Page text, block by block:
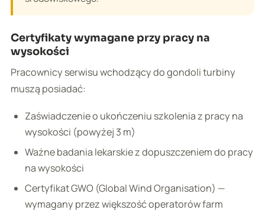
Certyfikaty wymagane przy pracy na
wysokości
Pracownicy serwisu wchodzący do gondoli turbiny
muszą posiadać:
Zaświadczenie o ukończeniu szkolenia z pracy na
wysokości (powyżej 3 m)
Ważne badania lekarskie z dopuszczeniem do pracy
na wysokości
Certyfikat GWO (Global Wind Organisation) —
wymagany przez większość operatorów farm